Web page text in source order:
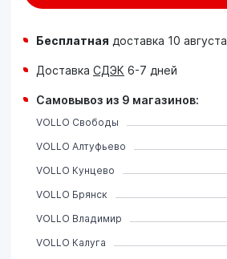
Бесплатная доставка 10 августа
Доставка СДЭК 6-7 дней
Самовывоз из 9 магазинов:
VOLLO Свободы
VOLLO Алтуфьево
VOLLO Кунцево
VOLLO Брянск
VOLLO Владимир
VOLLO Калуга